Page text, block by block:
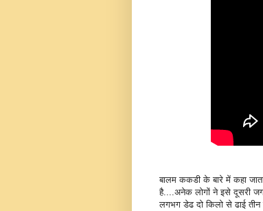
बालम ककडी के बारे में कहा
है....अनेक लोगों ने इसे दूसरी
लगभग डेढ दो किलो से ढाई तीन